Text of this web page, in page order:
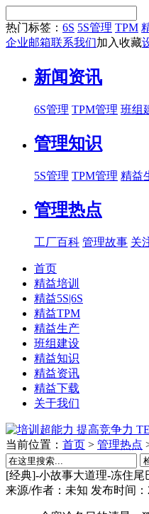
热门标签： 6S 5S管理 TPM
企业邮箱联系我们加入收藏
新闻资讯
6S管理 TPM管理 班组
管理知识
5S管理 TPM管理 精益
管理热点
工厂百科 管理故事 关
首页
精益培训
精益5S|6S
精益TPM
精益生产
班组建设
精益知识
精益资讯
精益下载
关于我们
当前位置： 首页 > 管理热点
[经典]-小故事大道理-冻住尾
来源/作者： 未知 发布时间：